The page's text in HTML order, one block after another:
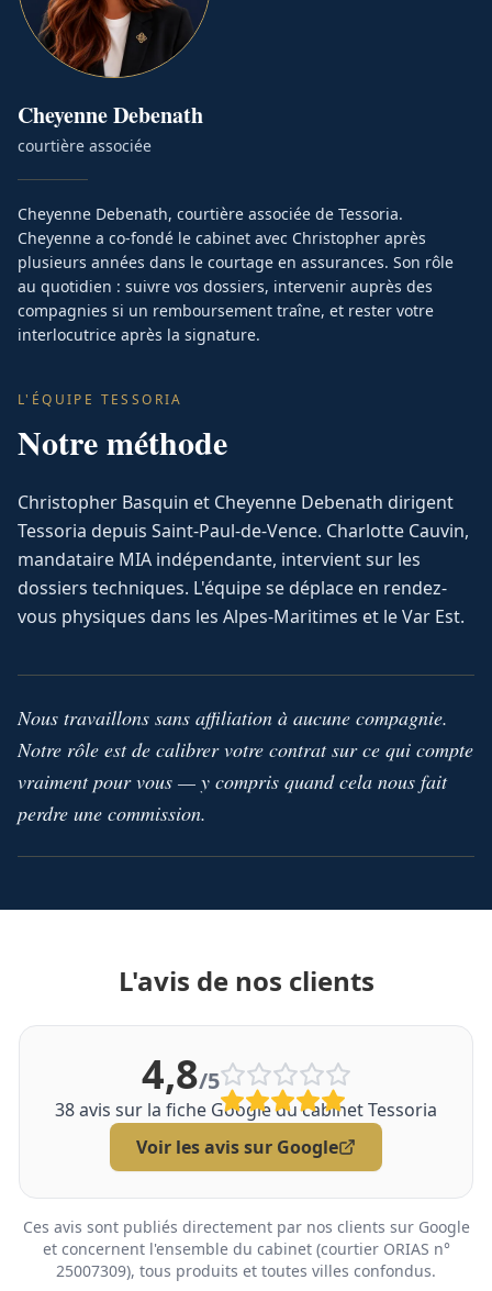
CheyenneDebenath
courtière associée
Cheyenne Debenath, courtière associée de Tessoria.
Cheyenne a co-fondé le cabinet avec Christopher après
plusieurs années dans le courtage en assurances. Son rôle
au quotidien : suivre vos dossiers, intervenir auprès des
compagnies si un remboursement traîne, et rester votre
interlocutrice après la signature.
L'ÉQUIPE TESSORIA
Notre méthode
Christopher Basquin et Cheyenne Debenath dirigent
Tessoria depuis Saint-Paul-de-Vence. Charlotte Cauvin,
mandataire MIA indépendante, intervient sur les
dossiers techniques. L'équipe se déplace en rendez-
vous physiques dans les Alpes-Maritimes et le Var Est.
Nous travaillons sans affiliation à aucune compagnie.
Notre rôle est de calibrer votre contrat sur ce qui compte
vraiment pour vous — y compris quand cela nous fait
perdre une commission.
L'avis de nos clients
4,8/5
38avis sur la fiche Google du cabinet Tessoria
Voir les avis sur Google
Ces avis sont publiés directement par nos clients sur Google
et concernent l'ensemble du cabinet (courtier ORIAS n°
25007309), tous produits et toutes villes confondus.